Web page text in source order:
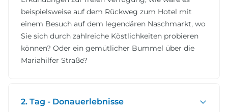
beispielsweise auf dem Rückweg zum Hotel mit
einem Besuch auf dem legendären Naschmarkt, wo
Sie sich durch zahlreiche Köstlichkeiten probieren
können? Oder ein gemütlicher Bummel über die
Mariahilfer Straße?
2. Tag - Donauerlebnisse